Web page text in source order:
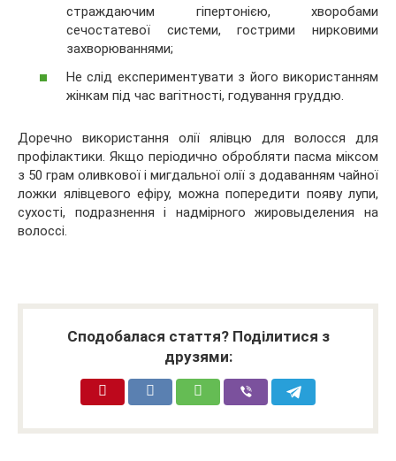
страждаючим гіпертонією, хворобами
сечостатевої системи, гострими нирковими
захворюваннями;
Не слід експериментувати з його використанням
жінкам під час вагітності, годування груддю.
Доречно використання олії ялівцю для волосся для
профілактики. Якщо періодично обробляти пасма міксом
з 50 грам оливкової і мигдальної олії з додаванням чайної
ложки ялівцевого ефіру, можна попередити появу лупи,
сухості, подразнення і надмірного жировыделения на
волоссі.
Сподобалася стаття? Поділитися з
друзями: